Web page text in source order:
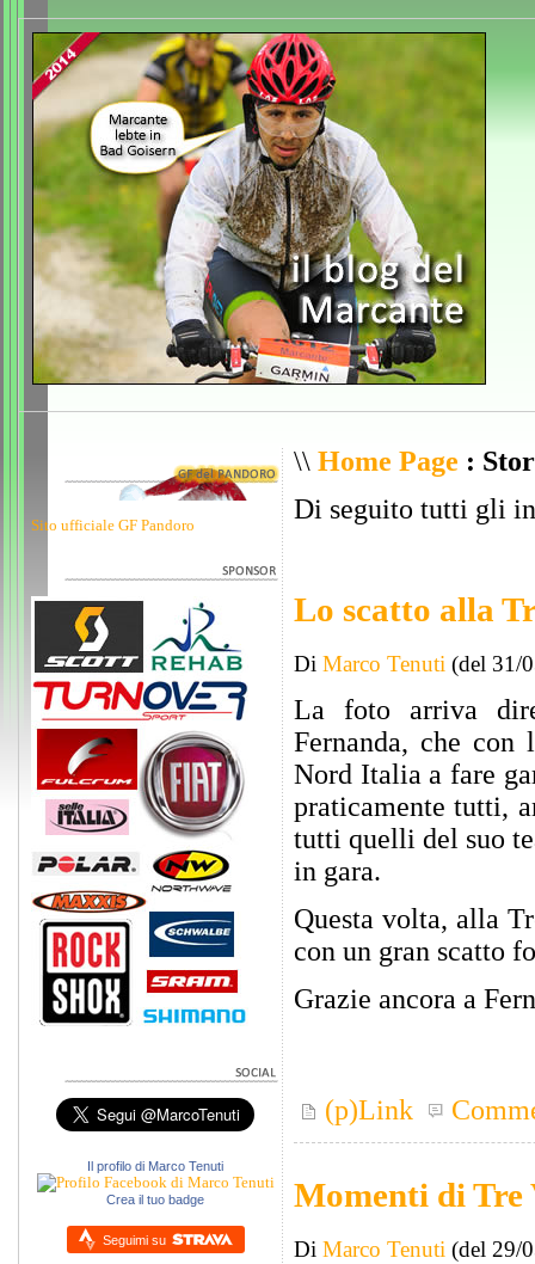
Sito ufficiale GF Pandoro
Il profilo di Marco Tenuti
Crea il tuo badge
Seguimi su
\\ Home Page :
Di seguito tutti gli
Lo scatto alla
Di Marco Tenuti (del 31/
La foto arriva
Fernanda, che
Nord Italia a fare
praticamente tutti,
tutti quelli del suo
in gara.
Questa volta, alla
con un gran scatto
Grazie ancora a
(p)Link
Momenti di Tre
Di Marco Tenuti (del 29/